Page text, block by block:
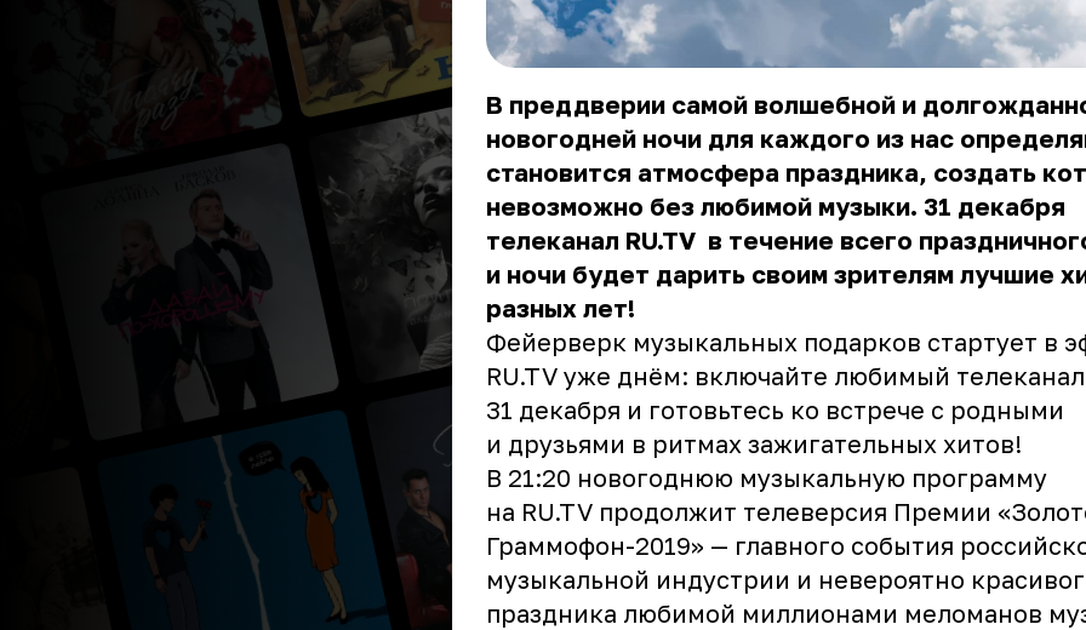
В преддверии самой волшебной и
новогодней ночи для каждого из нас
становится атмосфера праздника, создать
невозможно без любимой музыки. 31 декабря
телеканал RU.TV в течение всего
и ночи будет дарить своим зрителям лучшие
разных лет!
Фейерверк музыкальных подарков стартует в
RU.TV уже днём: включайте любимый телеканал
31 декабря и готовьтесь ко встрече с родными
и друзьями в ритмах зажигательных хитов!
В 21:20 новогоднюю музыкальную программу
на RU.TV продолжит телеверсия Премии
Граммофон-2019» — главного события
музыкальной индустрии и невероятно
праздника любимой миллионами меломанов